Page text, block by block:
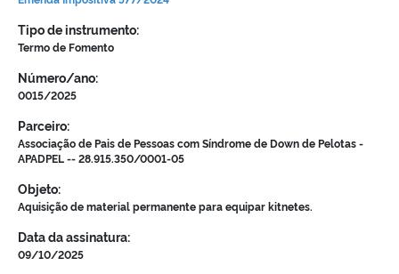
Tipo de instrumento:
Termo de Fomento
Número/ano:
0015/2025
Parceiro:
Associação de Pais de Pessoas com Síndrome de Down de Pelotas -
APADPEL -- 28.915.350/0001-05
Objeto:
Aquisição de material permanente para equipar kitnetes.
Data da assinatura:
09/10/2025